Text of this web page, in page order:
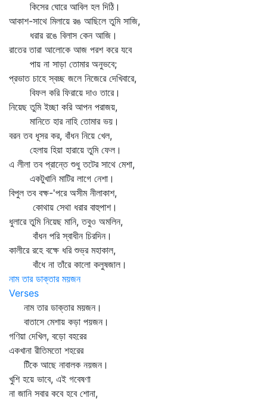
কিসের ঘোরে আবিল হল দিঠি।
আকাশ-সাথে মিলায়ে রঙ আছিলে তুমি সাজি,
ধরার রঙে বিলাস কেন আজি।
রাতের তারা আলোকে আজ পরশ করে যবে
পায় না সাড়া তোমার অনুভবে;
প্রভাত চাহে স্বচ্ছ জলে নিজেরে দেখিবারে,
বিফল করি ফিরায়ে দাও তারে।
নিয়েছ তুমি ইচ্ছা করি আপন পরাজয়,
মানিতে হার নাহি তোমার ভয়।
বরন তব ধূসর কর, বাঁধন নিয়ে খেল,
হেলায় হিয়া হারায়ে তুমি ফেল।
এ লীলা তব প্রান্তে শুধু তটের সাথে মেশা,
একটুখানি মাটির লাগে নেশা।
বিপুল তব বক্ষ-'পরে অসীম নীলাকাশ,
কোথায় সেথা ধরার বাহুপাশ।
ধুলারে তুমি নিয়েছ মানি, তবুও অমলিন,
বাঁধন পরি স্বাধীন চিরদিন।
কালীরে রহে বক্ষে ধরি শুভ্র মহাকাল,
বাঁধে না তাঁরে কালো কলুষজাল।
নাম তার ডাক্তার ময়জন
Verses
নাম তার ডাক্তার ময়জন।
বাতাসে মেশায় কড়া পয়জন।
গণিয়া দেখিল, বড়ো বহরের
একখানা রীতিমতো শহরের
টিঁকে আছে নাবালক নয়জন।
খুশি হয়ে ভাবে, এই গবেষণা
না জানি সবার কবে হবে শোনা,